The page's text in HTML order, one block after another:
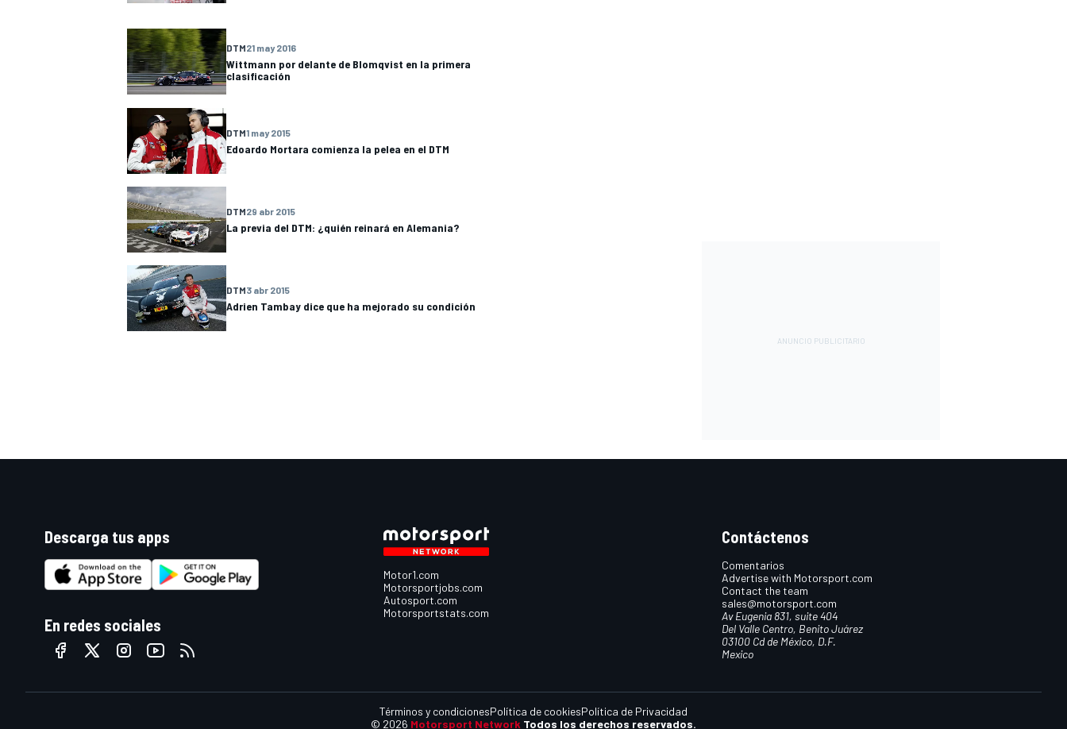
DTM21 may 2016
Wittmann por delante de Blomqvist en la primera
clasificación
DTM1 may 2015
Edoardo Mortara comienza la pelea en el DTM
DTM29 abr 2015
La previa del DTM: ¿quién reinará en Alemania?
DTM3 abr 2015
Adrien Tambay dice que ha mejorado su condición
Descarga tus apps
En redes sociales
Motor1.com
Motorsportjobs.com
Autosport.com
Motorsportstats.com
Contáctenos
Comentarios
Advertise with Motorsport.com
Contact the team
sales@motorsport.com
Av Eugenia 831, suite 404
Del Valle Centro, Benito Juárez
03100 Cd de México, D.F.
Mexico
© 2026 Motorsport Network Todos los derechos reservados.
Términos y condicionesPolítica de cookiesPolítica de Privacidad